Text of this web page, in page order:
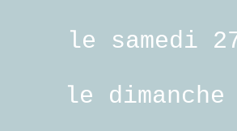
le samedi
le dimanche